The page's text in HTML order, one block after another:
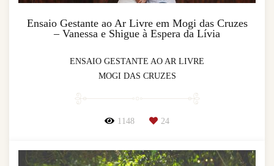
Ensaio Gestante ao Ar Livre em Mogi das Cruzes
– Vanessa e Shigue à Espera da Lívia
ENSAIO GESTANTE AO AR LIVRE
MOGI DAS CRUZES
1148 24